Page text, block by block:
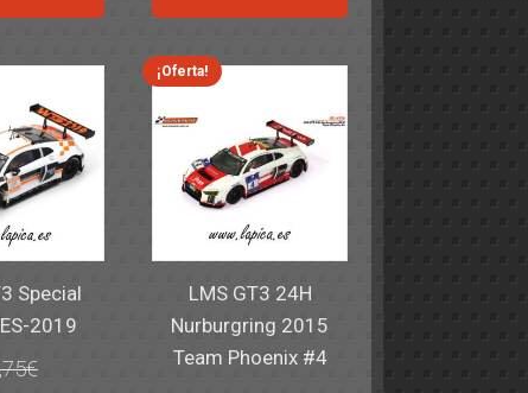
es:
era:
82,40€.
es:
Special
2019
€
¡Oferta!
LMS GT3 24H
Nurburgring 2015
Team Phoenix #4